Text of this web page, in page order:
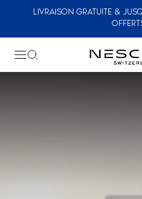
LIVRAISON GRATUITE &